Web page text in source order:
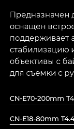
Предназначен
оснащен
поддерживает
стабилизацию
объективы с
для съемки с
CN-E70-200mm
CN-E18-80mm